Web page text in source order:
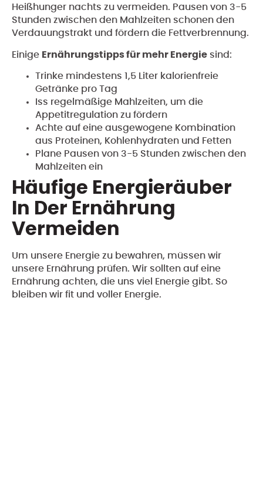
Heißhunger nachts zu vermeiden. Pausen von 3-5
Stunden zwischen den Mahlzeiten schonen den
Verdauungstrakt und fördern die Fettverbrennung.
Einige Ernährungstipps für mehr Energie sind:
Trinke mindestens 1,5 Liter kalorienfreie
Getränke pro Tag
Iss regelmäßige Mahlzeiten, um die
Appetitregulation zu fördern
Achte auf eine ausgewogene Kombination
aus Proteinen, Kohlenhydraten und Fetten
Plane Pausen von 3-5 Stunden zwischen den
Mahlzeiten ein
Häufige Energieräuber
In Der Ernährung
Vermeiden
Um unsere Energie zu bewahren, müssen wir
unsere Ernährung prüfen. Wir sollten auf eine
Ernährung achten, die uns viel Energie gibt. So
bleiben wir fit und voller Energie.